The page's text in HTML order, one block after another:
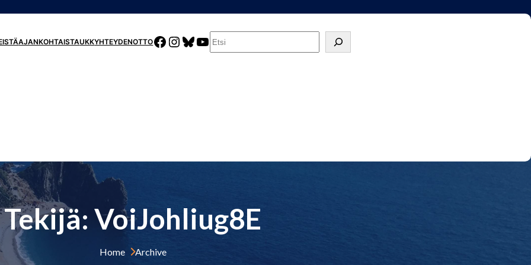
AJANKOHTAISTAUKKYHTEYDENOTTOFACEBOOK INSTAGRAMBLUESKY YOUTUBE
Tekijä: VoiJohliug8E
Home Archive